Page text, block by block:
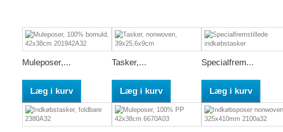
Muleposer,...
Læg i kurv
Tasker,...
Læg i kurv
Specialfrem...
Læg i kurv